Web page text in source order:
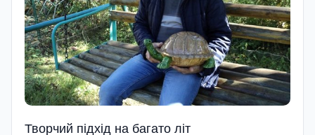
Творчий пiдхiд на багато лiт